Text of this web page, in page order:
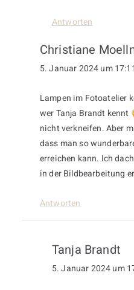
Antworten
Christiane
5. Januar 2024 um
Lampen im Fotoatelier
wer Tanja Brandt kennt
nicht verkneifen. Aber
dass man so
erreichen kann. Ich
in der Bildbearbeitung
Antworten
Tanja Brandt
5. Januar 2024 um